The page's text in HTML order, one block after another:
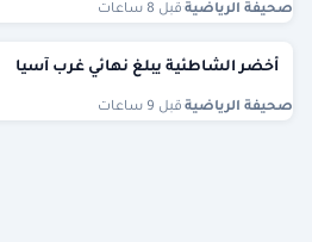
صحيفة الرياضية قبل 8 ساعات
أخضر الشاطئية يبلغ نهائي غرب آسيا
صحيفة الرياضية قبل 9 ساعات